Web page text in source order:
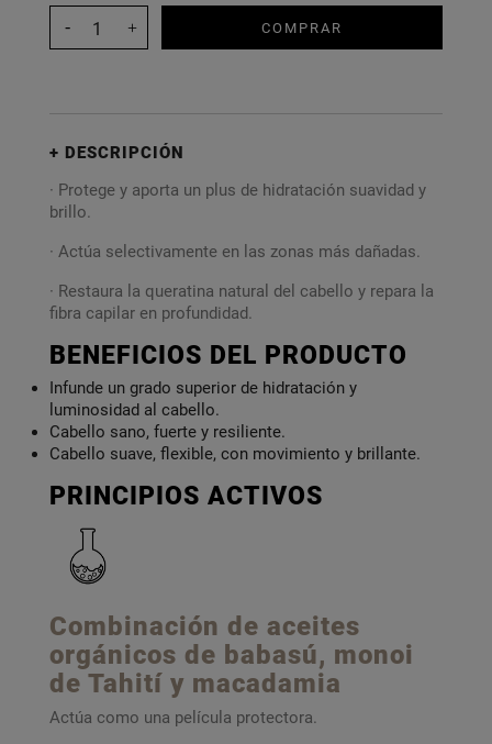
COMPRAR
DESCRIPCIÓN
· Protege y aporta un plus de hidratación suavidad y
brillo.
· Actúa selectivamente en las zonas más dañadas.
· Restaura la queratina natural del cabello y repara la
fibra capilar en profundidad.
BENEFICIOS DEL PRODUCTO
Infunde un grado superior de hidratación y
luminosidad al cabello.
Cabello sano, fuerte y resiliente.
Cabello suave, flexible, con movimiento y brillante.
PRINCIPIOS ACTIVOS
Combinación de aceites
orgánicos de babasú, monoi
de Tahití y macadamia
Actúa como una película protectora.